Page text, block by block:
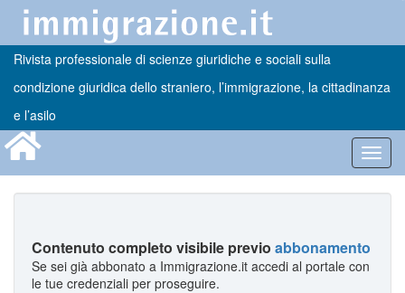
Rivista professionale di scienze giuridiche e sociali sulla
condizione giuridica dello straniero, l’immigrazione, la cittadinanza
e l’asilo
Contenuto completo visibile previo abbonamento
Se sei già abbonato a Immigrazione.it accedi al portale con
le tue credenziali per proseguire.